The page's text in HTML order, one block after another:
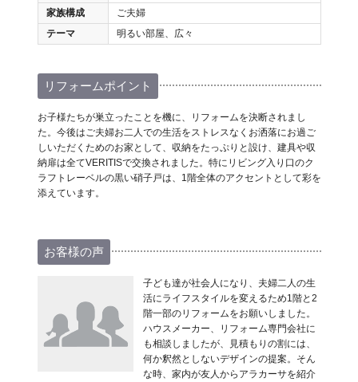
家族構成
ご夫婦
テーマ
明るい部屋、広々
リフォームポイント
お子様たちが巣立ったことを機に、リフォームを決断されまし
た。今後はご夫婦お二人での生活をストレスなくお洒落にお過ご
しいただくためのお家として、収納をたっぷりと設け、建具や収
納扉は全てVERITISで交換されました。特にリビング入り口のク
ラフトレーベルの黒い硝子戸は、1階全体のアクセントとして彩を
添えています。
お客様の声
子ども達が社会人になり、夫婦二人の生
活にライフスタイルを変えるため1階と2
階一部のリフォームをお願いしました。
ハウスメーカー、リフォーム専門会社に
も相談しましたが、見積もりの割には、
何か釈然としないデザインの提案。そん
な時、家内が友人からアラカーサを紹介